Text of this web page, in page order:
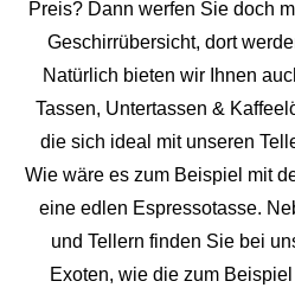
Preis? Dann werfen Sie doch
Geschirrübersicht, dort
Natürlich bieten wir Ihnen
Tassen, Untertassen &
die sich ideal mit unseren
Wie wäre es zum Beispiel mit
eine edlen Espressotasse.
und Tellern finden Sie bei
Exoten, wie die zum